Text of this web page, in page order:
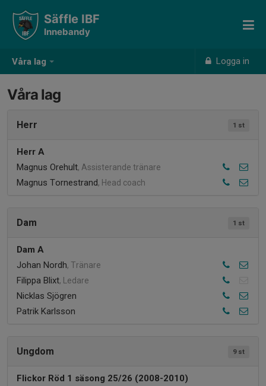
Våra lag Logga in
Säffle IBF
Innebandy
Våra lag
1 st
Herr
Herr A
Magnus Orehult, Assisterande tränare
Magnus Tornestrand, Head coach
1 st
Dam
Dam A
Johan Nordh, Tränare
Filippa Blixt, Ledare
Nicklas Sjögren
Patrik Karlsson
9 st
Ungdom
Flickor Röd 1 säsong 25/26 (2008-2010)